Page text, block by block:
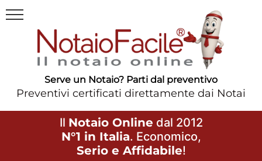
Serve un Notaio? Parti dal preventivo
Preventivi certificati direttamente dai Notai
Il Notaio Online dal 2012
N°1 in Italia. Economico,
Serio e Affidabile!